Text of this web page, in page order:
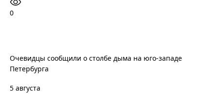
0
Очевидцы сообщили о столбе дыма на юго-западе
Петербурга
5 августа